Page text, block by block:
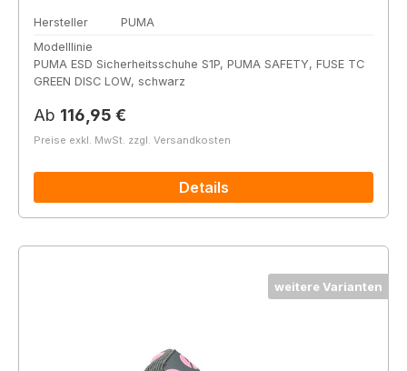
Hersteller
PUMA
Modelllinie
PUMA ESD Sicherheitsschuhe S1P, PUMA SAFETY, FUSE TC
GREEN DISC LOW, schwarz
Regulärer Preis:
Ab 116,95 €
Preise exkl. MwSt. zzgl. Versandkosten
Details
weitere Varianten